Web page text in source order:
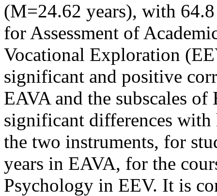
(M=24.62 years), with
for Assessment of
Vocational Exploration
significant and positive
EAVA and the subscales
significant differences
the two instruments, for
years in EAVA, for the
Psychology in EEV. It is